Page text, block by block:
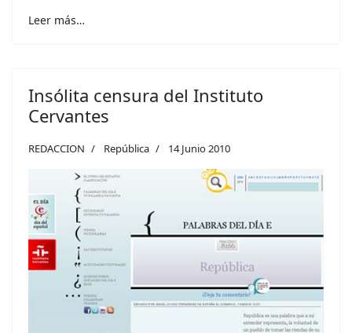
Leer más…
Insólita censura del Instituto
Cervantes
REDACCION República 14 Junio 2010